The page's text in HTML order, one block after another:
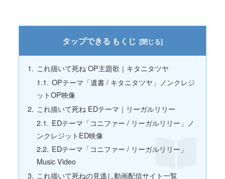
もくじ
これ描いて死ね OP主題歌｜キタニタツヤ
OPテーマ「遺書 / キタニタツヤ」ノンクレジ
ットOP映像
これ描いて死ね EDテーマ｜リーガルリリー
EDテーマ「コニファー / リーガルリリー」ノ
ンクレジットED映像
EDテーマ「コニファー / リーガルリリー」
Music Video
これ描いて死ねの見逃し動画配信サイト一覧